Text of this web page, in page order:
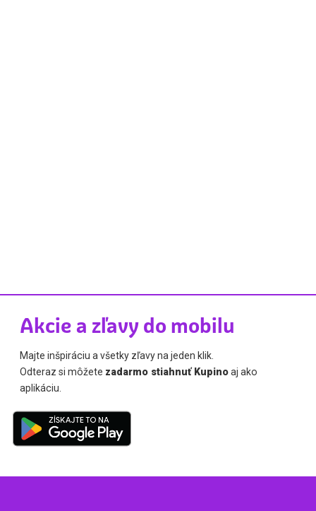
Akcie a zľavy do mobilu
Majte inšpiráciu a všetky zľavy na jeden klik.
Odteraz si môžete zadarmo stiahnuť Kupinoaj ako
aplikáciu.